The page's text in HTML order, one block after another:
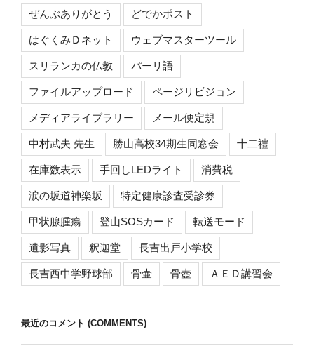
ぜんぶありがとう どでかポスト
はぐくみＤネット ウェブマスターツール
スリランカの仏教 パーリ語
ファイルアップロード ページリビジョン
メディアライブラリー メール便定規
中村武夫 先生 勝山高校34期生同窓会 十二禮
在庫数表示 手回しLEDライト 消費税
涙の坂道神楽坂 特定健康診査受診券
甲状腺腫瘍 登山SOSカード 転送モード
遺影写真 釈迦堂 長吉出戸小学校
長吉西中学野球部 骨壷 骨壺 ＡＥＤ講習会
最近のコメント (COMMENTS)